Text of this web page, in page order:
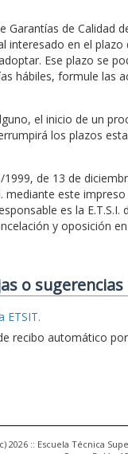
de Calidad
interesado en el plazo
Ese plazo se
hábiles, formule las
el inicio de un
los plazos
de 13 de
este
es la E.T.S.I.
y oposición
o sugerencias
ETSIT.
recibo automático
2026 :: Escuela Técnica